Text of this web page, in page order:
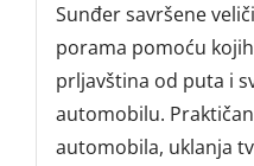
Sunđer savršene
porama pomoću
prljavština od puta i
automobilu.
automobila, uklanja